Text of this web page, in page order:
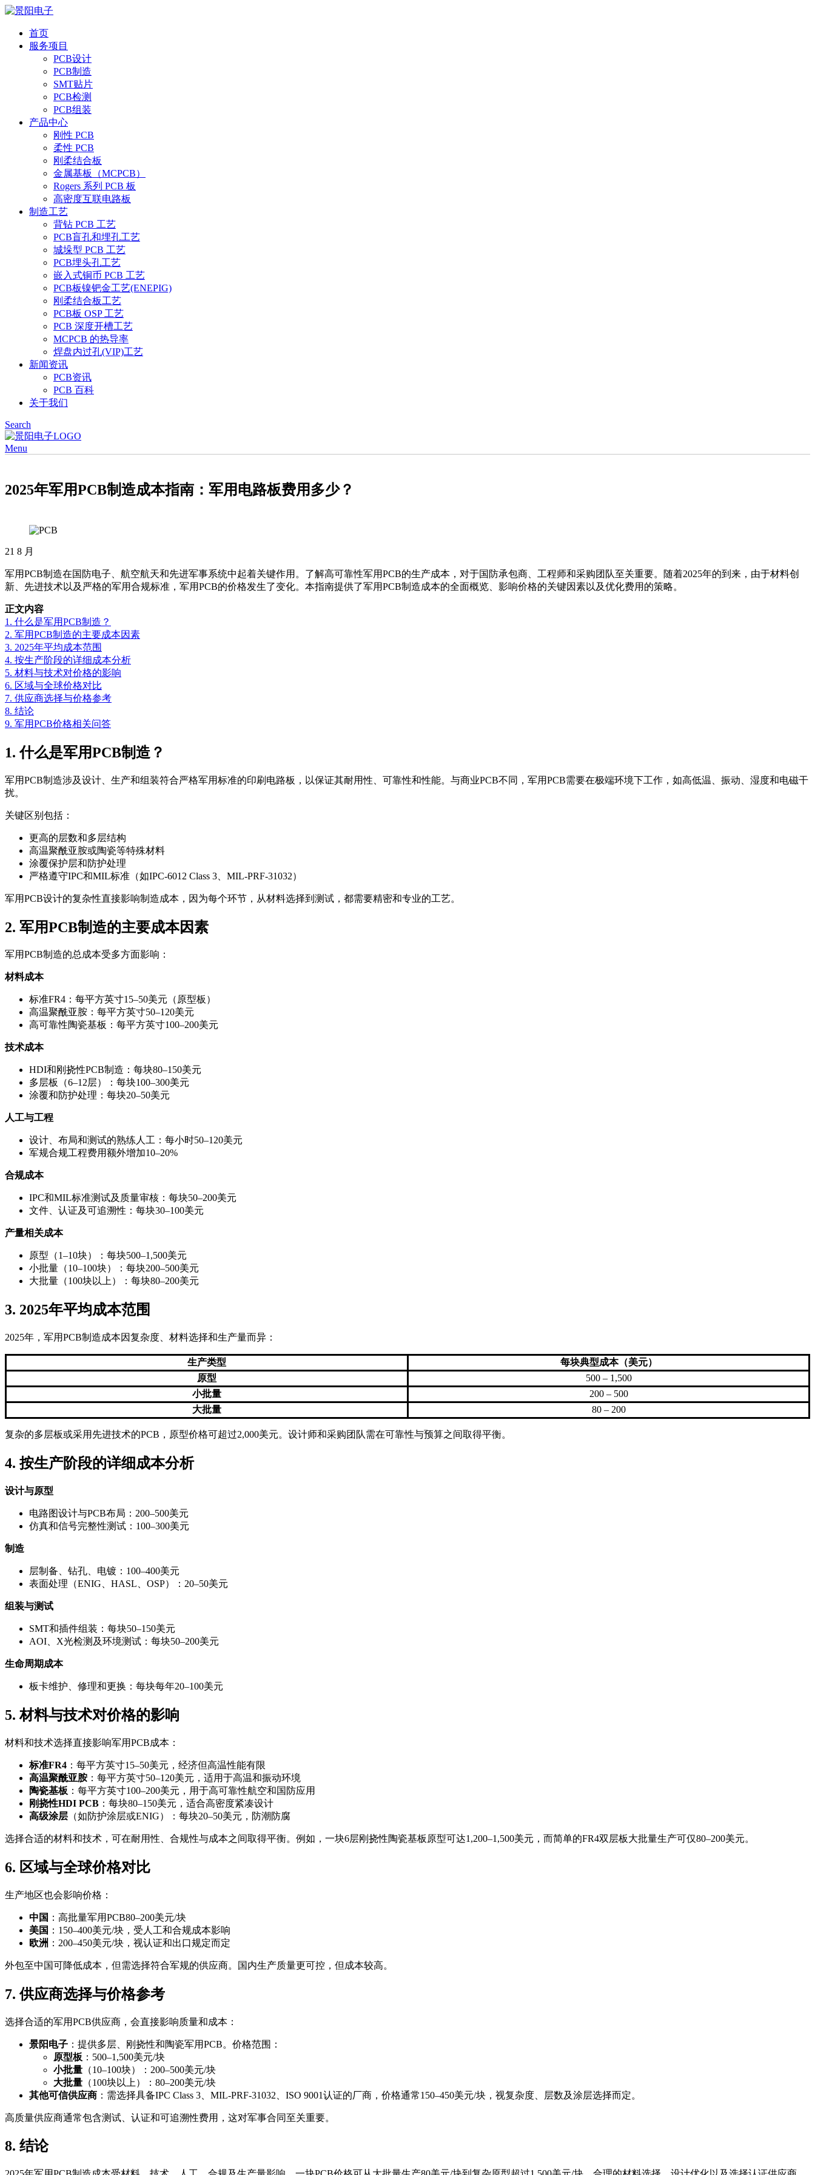
首页
服务项目
PCB设计
PCB制造
SMT贴片
PCB检测
PCB组装
产品中心
刚性 PCB
柔性 PCB
刚柔结合板
金属基板（MCPCB）
Rogers 系列 PCB 板
高密度互联电路板
制造工艺
背钻 PCB 工艺
PCB盲孔和埋孔工艺
城垛型 PCB 工艺
PCB埋头孔工艺
嵌入式铜币 PCB 工艺
PCB板镍钯金工艺(ENEPIG)
刚柔结合板工艺
PCB板 OSP 工艺
PCB 深度开槽工艺
MCPCB 的热导率
焊盘内过孔(VIP)工艺
新闻资讯
PCB资讯
PCB 百科
关于我们
Search
Menu
2025年军用PCB制造成本指南：军用电路板费用多少？
21 8 月
军用PCB制造在国防电子、航空航天和先进军事系统中起着关键作用。了解高可靠性军用PCB的生产成本，对于国防承包商、工程师和采购团队至关重要。随着2025年的到来，由于材料创
新、先进技术以及严格的军用合规标准，军用PCB的价格发生了变化。本指南提供了军用PCB制造成本的全面概览、影响价格的关键因素以及优化费用的策略。
正文内容
1. 什么是军用PCB制造？
2. 军用PCB制造的主要成本因素
3. 2025年平均成本范围
4. 按生产阶段的详细成本分析
5. 材料与技术对价格的影响
6. 区域与全球价格对比
7. 供应商选择与价格参考
8. 结论
9. 军用PCB价格相关问答
1. 什么是军用PCB制造？
军用PCB制造涉及设计、生产和组装符合严格军用标准的印刷电路板，以保证其耐用性、可靠性和性能。与商业PCB不同，军用PCB需要在极端环境下工作，如高低温、振动、湿度和电磁干
扰。
关键区别包括：
更高的层数和多层结构
高温聚酰亚胺或陶瓷等特殊材料
涂覆保护层和防护处理
严格遵守IPC和MIL标准（如IPC-6012 Class 3、MIL-PRF-31032）
军用PCB设计的复杂性直接影响制造成本，因为每个环节，从材料选择到测试，都需要精密和专业的工艺。
2. 军用PCB制造的主要成本因素
军用PCB制造的总成本受多方面影响：
材料成本
标准FR4：每平方英寸15–50美元（原型板）
高温聚酰亚胺：每平方英寸50–120美元
高可靠性陶瓷基板：每平方英寸100–200美元
技术成本
HDI和刚挠性PCB制造：每块80–150美元
多层板（6–12层）：每块100–300美元
涂覆和防护处理：每块20–50美元
人工与工程
设计、布局和测试的熟练人工：每小时50–120美元
军规合规工程费用额外增加10–20%
合规成本
IPC和MIL标准测试及质量审核：每块50–200美元
文件、认证及可追溯性：每块30–100美元
产量相关成本
原型（1–10块）：每块500–1,500美元
小批量（10–100块）：每块200–500美元
大批量（100块以上）：每块80–200美元
3. 2025年平均成本范围
2025年，军用PCB制造成本因复杂度、材料选择和生产量而异：
生产类型
每块典型成本（美元）
原型
500 – 1,500
小批量
200 – 500
大批量
80 – 200
复杂的多层板或采用先进技术的PCB，原型价格可超过2,000美元。设计师和采购团队需在可靠性与预算之间取得平衡。
4. 按生产阶段的详细成本分析
设计与原型
电路图设计与PCB布局：200–500美元
仿真和信号完整性测试：100–300美元
制造
层制备、钻孔、电镀：100–400美元
表面处理（ENIG、HASL、OSP）：20–50美元
组装与测试
SMT和插件组装：每块50–150美元
AOI、X光检测及环境测试：每块50–200美元
生命周期成本
板卡维护、修理和更换：每块每年20–100美元
5. 材料与技术对价格的影响
材料和技术选择直接影响军用PCB成本：
标准FR4 ：每平方英寸15–50美元，经济但高温性能有限
高温聚酰亚胺 ：每平方英寸50–120美元，适用于高温和振动环境
陶瓷基板 ：每平方英寸100–200美元，用于高可靠性航空和国防应用
刚挠性HDI PCB ：每块80–150美元，适合高密度紧凑设计
高级涂层 （如防护涂层或ENIG）：每块20–50美元，防潮防腐
选择合适的材料和技术，可在耐用性、合规性与成本之间取得平衡。例如，一块6层刚挠性陶瓷基板原型可达1,200–1,500美元，而简单的FR4双层板大批量生产可仅80–200美元。
6. 区域与全球价格对比
生产地区也会影响价格：
中国 ：高批量军用PCB80–200美元/块
美国 ：150–400美元/块，受人工和合规成本影响
欧洲 ：200–450美元/块，视认证和出口规定而定
外包至中国可降低成本，但需选择符合军规的供应商。国内生产质量更可控，但成本较高。
7. 供应商选择与价格参考
选择合适的军用PCB供应商，会直接影响质量和成本：
景阳电子 ：提供多层、刚挠性和陶瓷军用PCB。价格范围：
原型板 ：500–1,500美元/块
小批量 （10–100块）：200–500美元/块
大批量 （100块以上）：80–200美元/块
其他可信供应商 ：需选择具备IPC Class 3、MIL-PRF-31032、ISO 9001认证的厂商，价格通常150–450美元/块，视复杂度、层数及涂层选择而定。
高质量供应商通常包含测试、认证和可追溯性费用，这对军事合同至关重要。
8. 结论